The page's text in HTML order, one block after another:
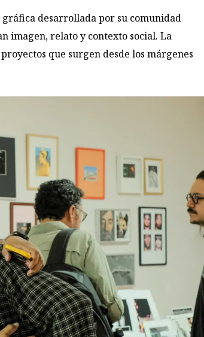
desarrollada por su comunidad
imagen, relato y contexto social. La
que surgen desde los márgenes